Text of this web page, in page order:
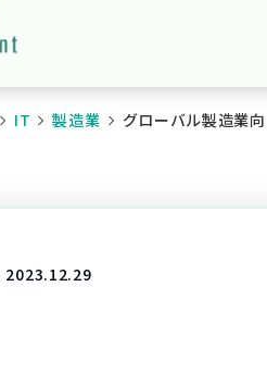
IT 製造業 グローバル製造業
2023.12.29